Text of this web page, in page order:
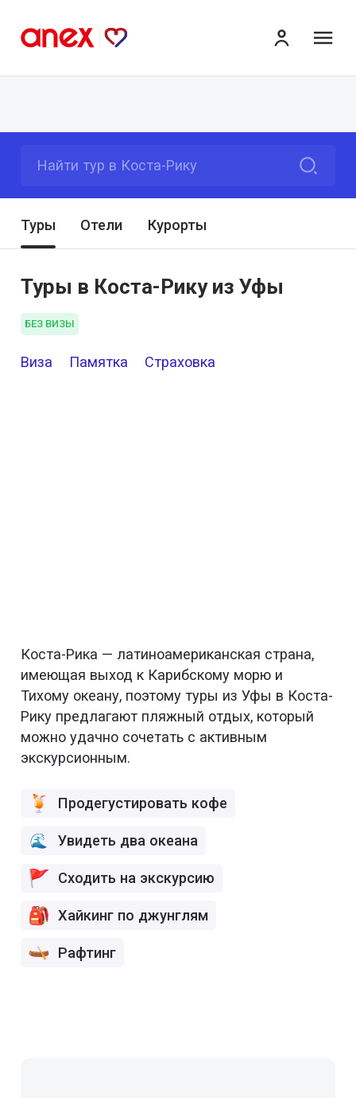
Найти тур в Коста-Рику
Туры Отели Курорты
Туры в Коста-Рику из Уфы
БЕЗ ВИЗЫ
Виза Памятка Страховка
Коста-Рика — латиноамериканская страна,
имеющая выход к Карибскому морю и
Тихому океану, поэтому туры из Уфы в Коста-
Рику предлагают пляжный отдых, который
можно удачно сочетать с активным
экскурсионным.
Продегустировать кофе
Увидеть два океана
Сходить на экскурсию
Хайкинг по джунглям
Рафтинг